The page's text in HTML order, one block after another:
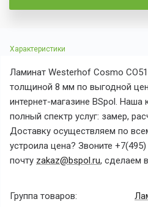
Характеристики
Ламинат Westerhof Cosmo
толщиной 8 мм по выгодной
интернет-магазине BSpol. Наша
полный спектр услуг: замер,
Доставку осуществляем по
устроила цена? Звоните
почту zakaz@bspol.ru, сделаем
Группа товаров: